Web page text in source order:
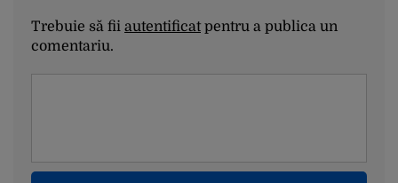
Trebuie să fii autentificatpentru a publica un
comentariu.